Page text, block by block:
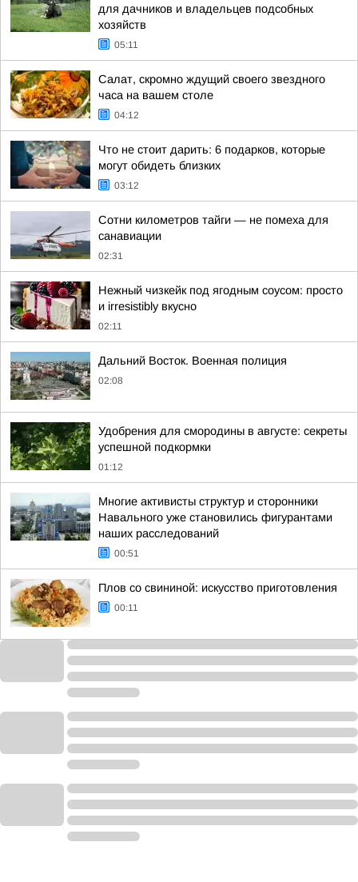
для дачников и владельцев подсобных
хозяйств
05:11
Салат, скромно ждущий своего звездного
часа на вашем столе
04:12
Что не стоит дарить: 6 подарков, которые
могут обидеть близких
03:12
Сотни километров тайги — не помеха для
санавиации
02:31
Нежный чизкейк под ягодным соусом: просто
и irresistibly вкусно
02:11
Дальний Восток. Военная полиция
02:08
Удобрения для смородины в августе: секреты
успешной подкормки
01:12
Многие активисты структур и сторонники
Навального уже становились фигурантами
наших расследований
00:51
Плов со свининой: искусство приготовления
00:11